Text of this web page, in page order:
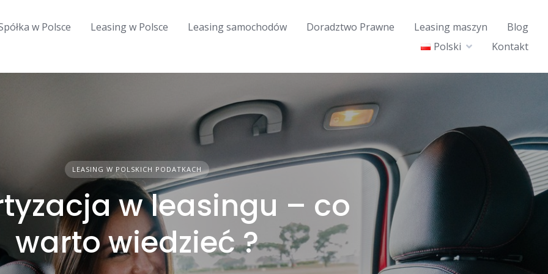
w Polsce Leasing w Polsce Leasing samochodów Doradztwo Prawne Leasing maszyn
Blog
Polski
Kontakt
LEASING W POLSKICH PODATKACH
w leasingu – co
warto wiedzieć ?